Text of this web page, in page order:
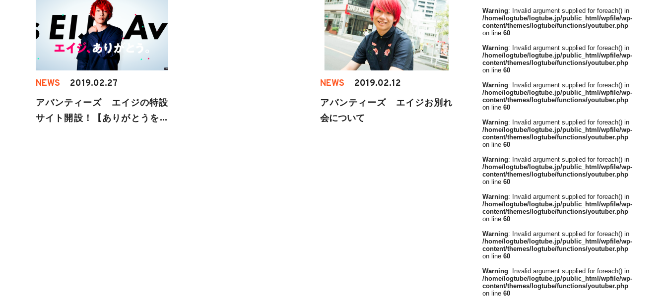
NEWS 2019.02.27
アバンティーズ エイジの特設
サイト開設！【ありがとうを届
NEWS 2019.02.12
アバンティーズ エイジお別れ
会について
Warning: Invalid argument supplied for foreach() in
/home/logtube/logtube.jp/public_html/wpfile/wp-
content/themes/logtube/functions/youtuber.php
on line 60
Warning: Invalid argument supplied for foreach() in
/home/logtube/logtube.jp/public_html/wpfile/wp-
content/themes/logtube/functions/youtuber.php
on line 60
Warning: Invalid argument supplied for foreach() in
/home/logtube/logtube.jp/public_html/wpfile/wp-
content/themes/logtube/functions/youtuber.php
on line 60
Warning: Invalid argument supplied for foreach() in
/home/logtube/logtube.jp/public_html/wpfile/wp-
content/themes/logtube/functions/youtuber.php
on line 60
Warning: Invalid argument supplied for foreach() in
/home/logtube/logtube.jp/public_html/wpfile/wp-
content/themes/logtube/functions/youtuber.php
on line 60
Warning: Invalid argument supplied for foreach() in
/home/logtube/logtube.jp/public_html/wpfile/wp-
content/themes/logtube/functions/youtuber.php
on line 60
Warning: Invalid argument supplied for foreach() in
/home/logtube/logtube.jp/public_html/wpfile/wp-
content/themes/logtube/functions/youtuber.php
on line 60
Warning: Invalid argument supplied for foreach() in
/home/logtube/logtube.jp/public_html/wpfile/wp-
content/themes/logtube/functions/youtuber.php
on line 60